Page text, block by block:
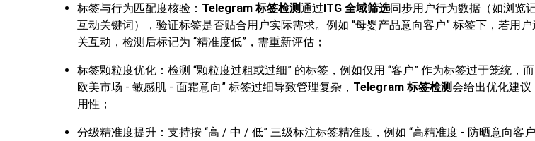
标签与行为匹配度核验： Telegram 标签检测通过ITG 全域筛选同步用户行为数据（如浏览
互动关键词），验证标签是否贴合用户实际需求。例如 “母婴产品意向客户” 标签下，若用
关互动，检测后标记为 “精准度低”，需重新评估；
标签颗粒度优化：检测 “颗粒度过粗或过细” 的标签，例如仅用 “客户” 作为标签过于笼统，
欧美市场 - 敏感肌 - 面霜意向” 标签过细导致管理复杂， Telegram 标签检测会给出优化建
用性；
分级精准度提升：支持按 “高 / 中 / 低” 三级标注标签精准度，例如 “高精准度 - 防晒意向客